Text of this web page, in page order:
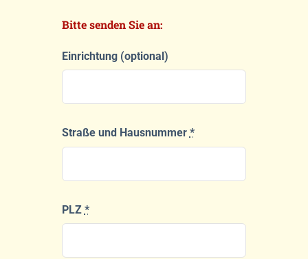
Bitte senden Sie an:
Einrichtung (optional)
Straße und Hausnummer *
PLZ *